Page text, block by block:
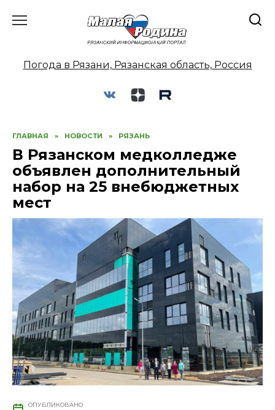
Погода в Рязани, Рязанская область, Россия
ГЛАВНАЯ » НОВОСТИ » РЯЗАНЬ
В Рязанском медколледже
объявлен дополнительный
набор на 25 внебюджетных
мест
ОПУБЛИКОВАНО